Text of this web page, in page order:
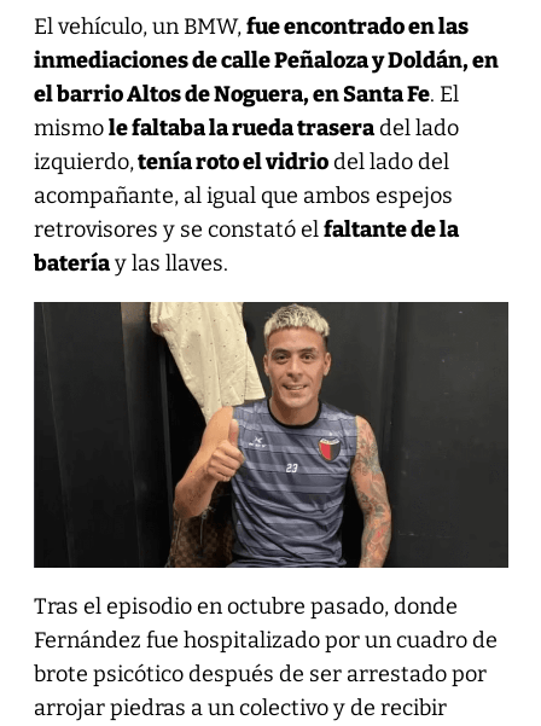
El vehículo, un BMW,fue encontrado en las
inmediaciones de calle Peñaloza y Doldán, en
el barrio Altos de Noguera, en Santa Fe. El
mismole faltaba la rueda traseradel lado
izquierdo,tenía roto el vidriodel lado del
acompañante, al igual que ambos espejos
retrovisores y se constató elfaltante de la
bateríay las llaves.
Tras el episodio en octubre pasado, donde
Fernández fue hospitalizado por un cuadro de
brote psicótico después de ser arrestado por
arrojar piedras a un colectivo y de recibir